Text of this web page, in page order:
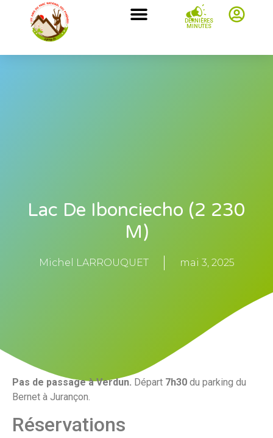
DERNIÈRES
MINUTES
Lac De Ibonciecho (2 230
M)
Michel LARROUQUET mai 3, 2025
Pas de passage à Verdun. Départ 7h30 du parking du
Bernet à Jurançon.
Réservations